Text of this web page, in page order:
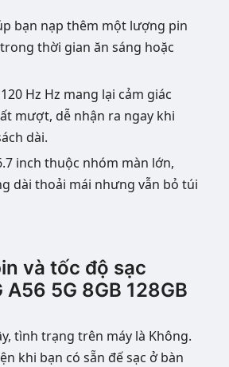
bạn nạp thêm một lượng pin
thời gian ăn sáng hoặc
Hz Hz mang lại cảm giác
mượt, dễ nhận ra ngay khi
dài.
inch thuộc nhóm màn lớn,
dài thoải mái nhưng vẫn bỏ túi
và tốc độ sạc
A56 5G 8GB 128GB
tình trạng trên máy là Không.
khi bạn có sẵn đế sạc ở bàn